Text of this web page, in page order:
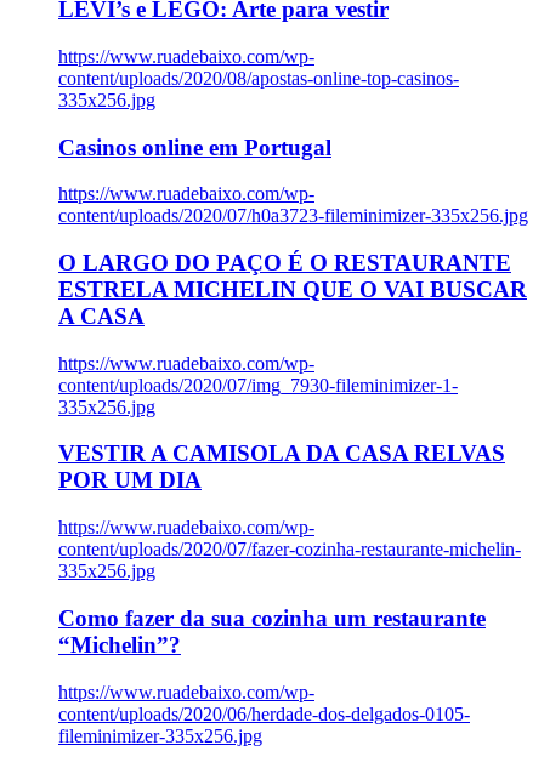
LEVI’s e LEGO: Arte para vestir
https://www.ruadebaixo.com/wp-
content/uploads/2020/08/apostas-online-top-casinos-
335x256.jpg
Casinos online em Portugal
https://www.ruadebaixo.com/wp-
content/uploads/2020/07/h0a3723-fileminimizer-335x256.jpg
O LARGO DO PAÇO É O RESTAURANTE
ESTRELA MICHELIN QUE O VAI BUSCAR
A CASA
https://www.ruadebaixo.com/wp-
content/uploads/2020/07/img_7930-fileminimizer-1-
335x256.jpg
VESTIR A CAMISOLA DA CASA RELVAS
POR UM DIA
https://www.ruadebaixo.com/wp-
content/uploads/2020/07/fazer-cozinha-restaurante-michelin-
335x256.jpg
Como fazer da sua cozinha um restaurante
“Michelin”?
https://www.ruadebaixo.com/wp-
content/uploads/2020/06/herdade-dos-delgados-0105-
fileminimizer-335x256.jpg